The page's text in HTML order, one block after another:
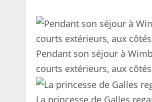
Pendant son séjour à
courts extérieurs, aux
La princesse de Galles